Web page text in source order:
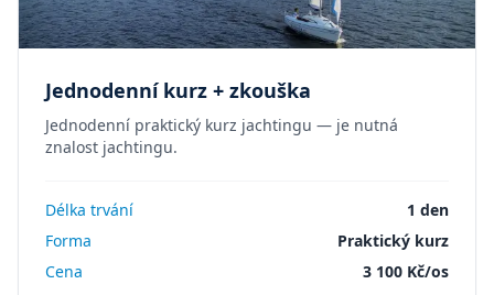
Jednodenní kurz + zkouška
Jednodenní praktický kurz jachtingu — je nutná
znalost jachtingu.
Délka trvání
1 den
Forma
Praktický kurz
Cena
3 100 Kč/os